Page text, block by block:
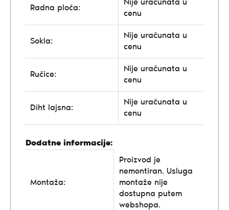
Radna ploča:
Nije uračunata u
cenu
Sokla:
Nije uračunata u
cenu
Ručice:
Nije uračunata u
cenu
Diht lajsna:
Nije uračunata u
cenu
Dodatne informacije:
Montaža:
Proizvod je
nemontiran. Usluga
montaže nije
dostupna putem
webshopa.